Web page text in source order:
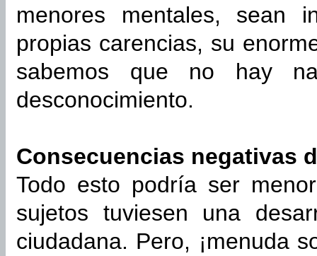
menores mentales, sean
propias carencias, su
sabemos que no hay
desconocimiento.
Consecuencias negativas
Todo esto podría ser
sujetos tuviesen una
ciudadana. Pero, ¡menuda